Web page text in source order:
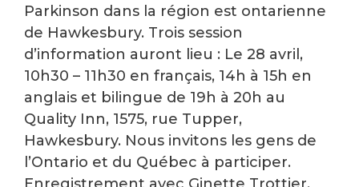
Parkinson dans la région est ontarienne
de Hawkesbury. Trois session
d’information auront lieu : Le 28 avril,
10h30 – 11h30 en français, 14h à 15h en
anglais et bilingue de 19h à 20h au
Quality Inn, 1575, rue Tupper,
Hawkesbury. Nous invitons les gens de
l’Ontario et du Québec à participer.